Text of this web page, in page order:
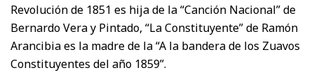
Revolución de 1851 es hija de la “Canción Nacional” de
Bernardo Vera y Pintado, “La Constituyente” de Ramón
Arancibia es la madre de la “A la bandera de los Zuavos
Constituyentes del año 1859”.